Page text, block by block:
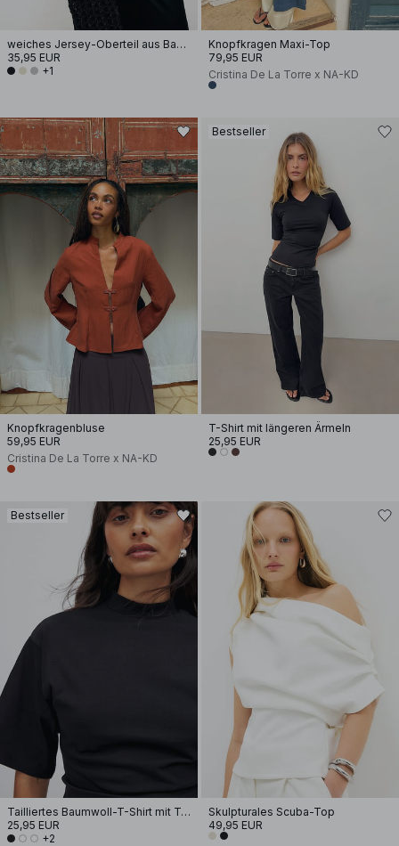
weiches Jersey-Oberteil aus Baumwolle mit weiten Ärmeln
35,95 EUR
+1
Knopfkragen Maxi-Top
79,95 EUR
Cristina De La Torre x NA-KD
Knopfkragenbluse
59,95 EUR
Cristina De La Torre x NA-KD
Bestseller
T-Shirt mit längeren Ärmeln
25,95 EUR
Bestseller
Tailliertes Baumwoll-T-Shirt mit Trichterausschnitt
25,95 EUR
+2
Skulpturales Scuba-Top
49,95 EUR